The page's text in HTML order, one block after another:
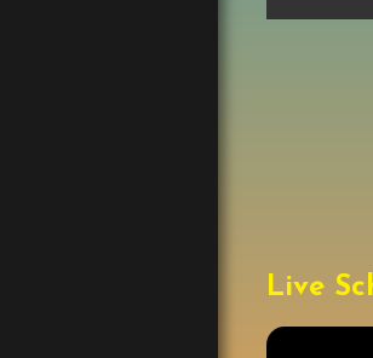
Live